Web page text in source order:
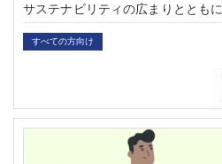
サステナビリティの広まりととも
外部環境について学べる動画です。
すべての方向け